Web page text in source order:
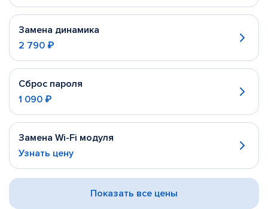
Замена динамика
2 790 ₽
Сброс пароля
1 090 ₽
Замена Wi-Fi модуля
Узнать цену
Показать все цены